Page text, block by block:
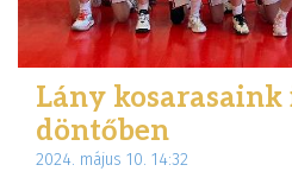
Lány kosarasaink
döntőben
2024. május 10. 14:32